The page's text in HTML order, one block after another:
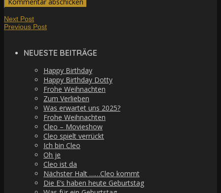
Next Post
Previous Post
NEUESTE BEITRÄGE
Happy Birthday
Happy Birthday Dotty
Frohe Weihnachten
Zum Verlieben
Was erwartet uns 2025?
Frohe Weihnachten
Cleo – Movieshow
Cleo spielt verrückt
Ich bin Cleo
Oh je
Cleo ist da
Nächster Halt ……Cleo kommt
Die E’s haben heute Geburtstag